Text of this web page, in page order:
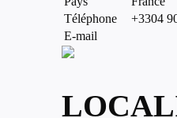
Téléphone
+3304
E-mail